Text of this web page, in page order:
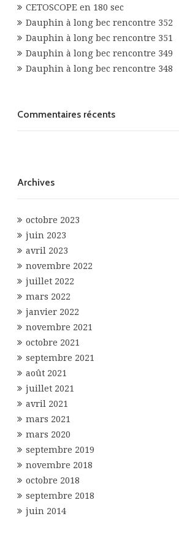
CETOSCOPE en 180 sec
Dauphin à long bec rencontre 352
Dauphin à long bec rencontre 351
Dauphin à long bec rencontre 349
Dauphin à long bec rencontre 348
Commentaires récents
Archives
octobre 2023
juin 2023
avril 2023
novembre 2022
juillet 2022
mars 2022
janvier 2022
novembre 2021
octobre 2021
septembre 2021
août 2021
juillet 2021
avril 2021
mars 2021
mars 2020
septembre 2019
novembre 2018
octobre 2018
septembre 2018
juin 2014